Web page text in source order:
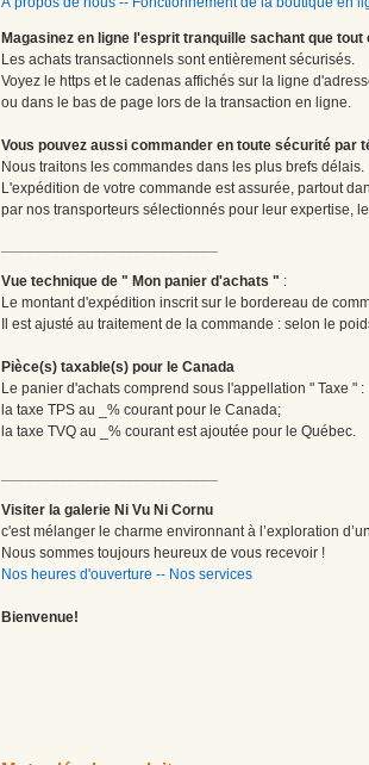
Magasinez en ligne l'esprit tranquille sachant que
Les achats transactionnels sont entièrement sécurisés.
Voyez le https et le cadenas affichés sur la ligne
ou dans le bas de page lors de la transaction en ligne.
Vous pouvez aussi commander en toute sécurité par
Nous traitons les commandes dans les plus brefs délais.
L'expédition de votre commande est assurée, partout
par nos transporteurs sélectionnés pour leur expertise,
Vue technique de " Mon panier d'achats " :
Le montant d'expédition inscrit sur le bordereau de
Il est ajusté au traitement de la commande : selon le
Pièce(s) taxable(s) pour le Canada
Le panier d'achats comprend sous l'appellation " Taxe " :
la taxe TPS au _% courant pour le Canada;
la taxe TVQ au _% courant est ajoutée pour le Québec.
Visiter la galerie Ni Vu Ni Cornu
c'est mélanger le charme environnant à l’exploration
Nous sommes toujours heureux de vous recevoir !
Nos heures d'ouverture -- Nos services
Bienvenue!